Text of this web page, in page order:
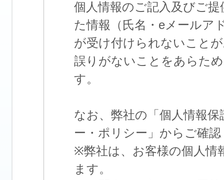
個人情報のご記入及びご
た情報（氏名・eメールア
が受け付けられないこと
誤りがないことをあらた
す。
なお、弊社の「個人情報
ー・ポリシー」からご確
※弊社は、お客様の個人情
ます。